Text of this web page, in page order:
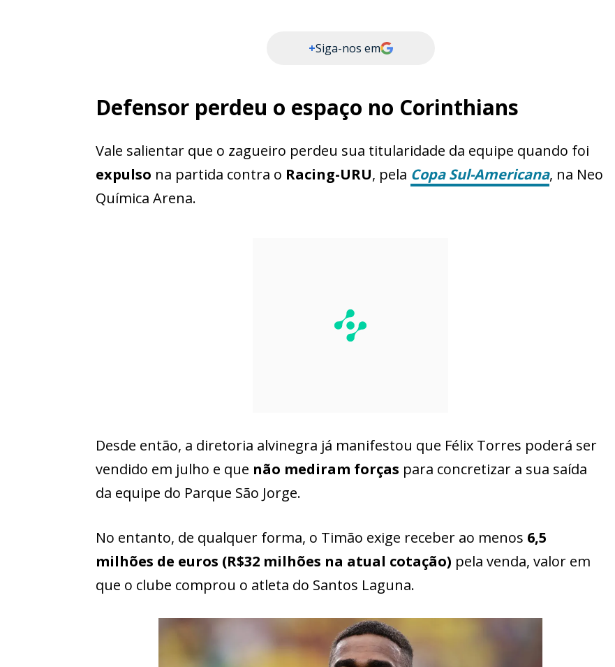
+Siga-nos em
Defensor perdeu o espaço no Corinthians
Vale salientar que o zagueiro perdeu sua titularidade da equipe quando foi
expulso na partida contra o Racing-URU, pela Copa Sul-Americana, na Neo
Química Arena.
Desde então, a diretoria alvinegra já manifestou que Félix Torres poderá ser
vendido em julho e que não mediram forças para concretizar a sua saída
da equipe do Parque São Jorge.
No entanto, de qualquer forma, o Timão exige receber ao menos 6,5
milhões de euros (R$32 milhões na atual cotação) pela venda, valor em
que o clube comprou o atleta do Santos Laguna.